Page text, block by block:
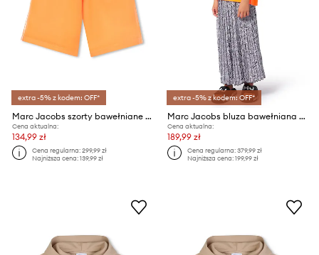
extra -5% z kodem: OFF*
Marc Jacobs szorty bawełniane dziecięce
Cena aktualna:
134,99 zł
Cena regularna:299,99 zł
Najniższa cena:139,99 zł
extra -5% z kodem: OFF*
Marc Jacobs bluza bawełniana dziecięca
Cena aktualna:
189,99 zł
Cena regularna:379,99 zł
Najniższa cena:199,99 zł